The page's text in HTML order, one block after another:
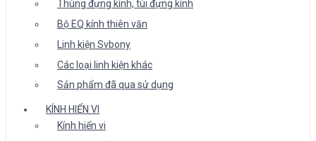
Thùng đựng kính, túi đựng kính
Bộ EQ kính thiên văn
Linh kiện Svbony
Các loại linh kiện khác
Sản phẩm đã qua sử dụng
KÍNH HIỂN VI
Kính hiển vi